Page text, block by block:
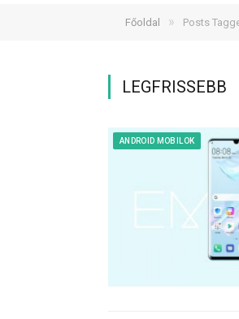
Főoldal » Posts
LEGFRISSEBB
ANDROID MOBILOK